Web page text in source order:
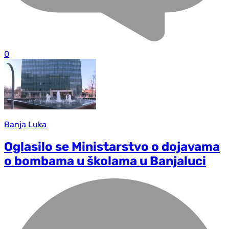
0
Banja Luka
Oglasilo se Ministarstvo o dojavama
o bombama u školama u Banjaluci